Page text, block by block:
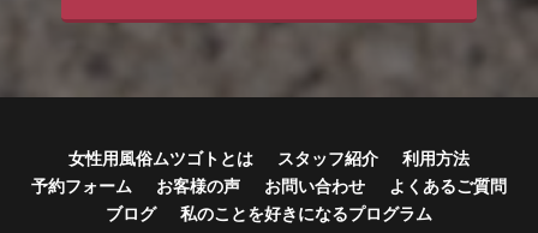
女性用風俗ムツゴトとは スタッフ紹介
利用方法
予約フォーム
お客様の声 お問い合わせ
よくあるご質問
ブログ
私のことを好きになるプログラム